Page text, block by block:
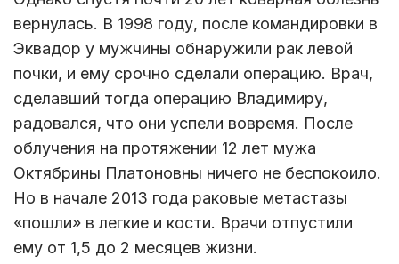
вернулась. В 1998 году, после командировки в
Эквадор у мужчины обнаружили рак левой
почки, и ему срочно сделали операцию. Врач,
сделавший тогда операцию Владимиру,
радовался, что они успели вовремя. После
облучения на протяжении 12 лет мужа
Октябрины Платоновны ничего не беспокоило.
Но в начале 2013 года раковые метастазы
«пошли» в легкие и кости. Врачи отпустили
ему от 1,5 до 2 месяцев жизни.